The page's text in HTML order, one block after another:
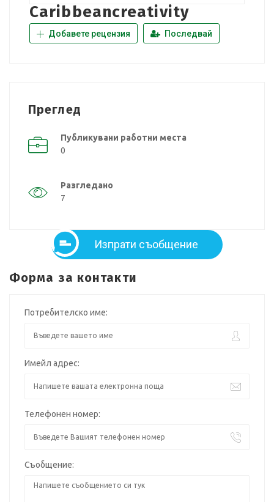
Caribbeancreativity
Добавете рецензия Последвай
Преглед
Публикувани работни места
0
Разгледано
7
Изпрати съобщение
Форма за контакти
Потребителско име:
Имейл адрес:
Телефонен номер:
Съобщение: